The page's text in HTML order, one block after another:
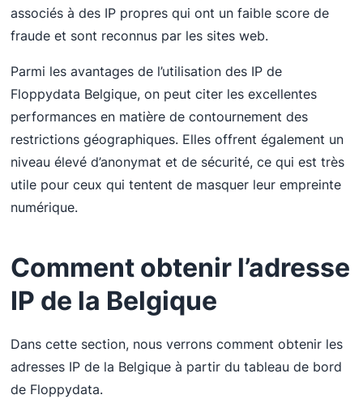
associés à des IP propres qui ont un faible score de
fraude et sont reconnus par les sites web.
Parmi les avantages de l’utilisation des IP de
Floppydata Belgique, on peut citer les excellentes
performances en matière de contournement des
restrictions géographiques. Elles offrent également un
niveau élevé d’anonymat et de sécurité, ce qui est très
utile pour ceux qui tentent de masquer leur empreinte
numérique.
Comment obtenir l’adresse
IP de la Belgique
Dans cette section, nous verrons comment obtenir les
adresses IP de la Belgique à partir du tableau de bord
de Floppydata.